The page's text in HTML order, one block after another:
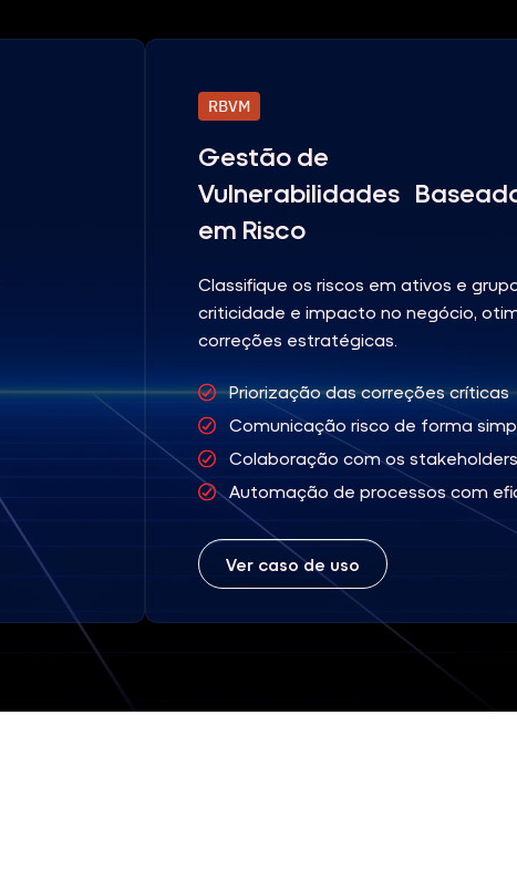
RBVM
Gestão de
Vulnerabilidades
em Risco
Classifique os riscos em ativos e
criticidade e impacto no negócio,
correções estratégicas.
Priorização das correções críticas
Comunicação risco de forma
Colaboração com os stakeholders
Automação de processos com
Ver caso de uso